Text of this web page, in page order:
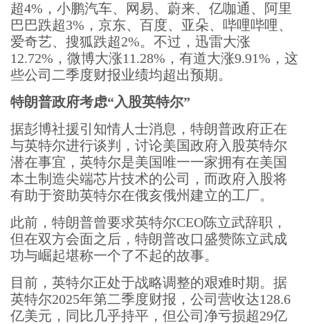
超4%，小鹏汽车、网易、蔚来、亿咖通、阿里
巴巴跌超3%，京东、百度、亚朵、哔哩哔哩、
爱奇艺、搜狐跌超2%。不过，迅雷大涨
12.72%，微博大涨11.28%，有道大涨9.91%，这
些公司二季度财报业绩均超出预期。
特朗普政府考虑“入股英特尔”
据彭博社援引知情人士消息，特朗普政府正在
与英特尔进行谈判，讨论美国政府入股英特尔
潜在事宜，英特尔是美国唯一一家拥有在美国
本土制造尖端芯片技术的公司，而政府入股将
有助于资助英特尔在俄亥俄州建立的工厂。
此前，特朗普曾要求英特尔CEO陈立武辞职，
但在双方会面之后，特朗普改口盛赞陈立武成
功与崛起堪称一个了不起的故事。
目前，英特尔正处于战略调整的艰难时期。据
英特尔2025年第二季度财报，公司营收达128.6
亿美元，同比几乎持平，但公司净亏损超29亿